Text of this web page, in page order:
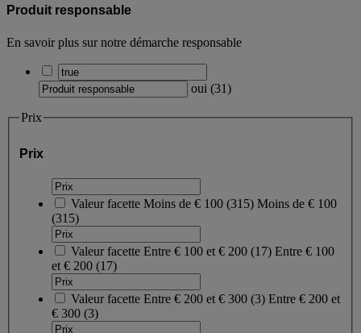
Produit responsable
En savoir plus sur notre démarche responsable
oui (31)
Prix
Prix
Valeur facette Moins de € 100 (315) Moins de € 100
(315)
Valeur facette Entre € 100 et € 200 (17) Entre € 100
et € 200 (17)
Valeur facette Entre € 200 et € 300 (3) Entre € 200 et
€ 300 (3)